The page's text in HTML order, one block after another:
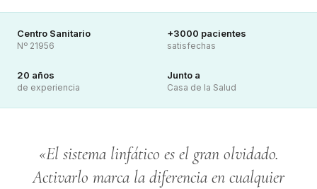
Centro Sanitario
Nº 21956
+3000 pacientes
satisfechas
20 años
de experiencia
Junto a
Casa de la Salud
«El sistema linfático es el gran olvidado.
Activarlo marca la diferencia en cualquier